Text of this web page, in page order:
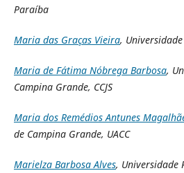
Paraíba
Maria das Graças Vieira,
Maria de Fátima Nóbrega Barbosa,
Campina Grande, CCJS
Maria dos Remédios Antunes
de Campina Grande, UACC
Marielza Barbosa Alves, Universidade